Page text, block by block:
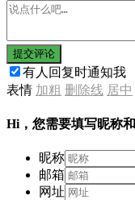
提交评论
有人回复时通知我
表情 加粗 删除线 居中
Hi，您需要填写昵称和
昵称
邮箱
网址